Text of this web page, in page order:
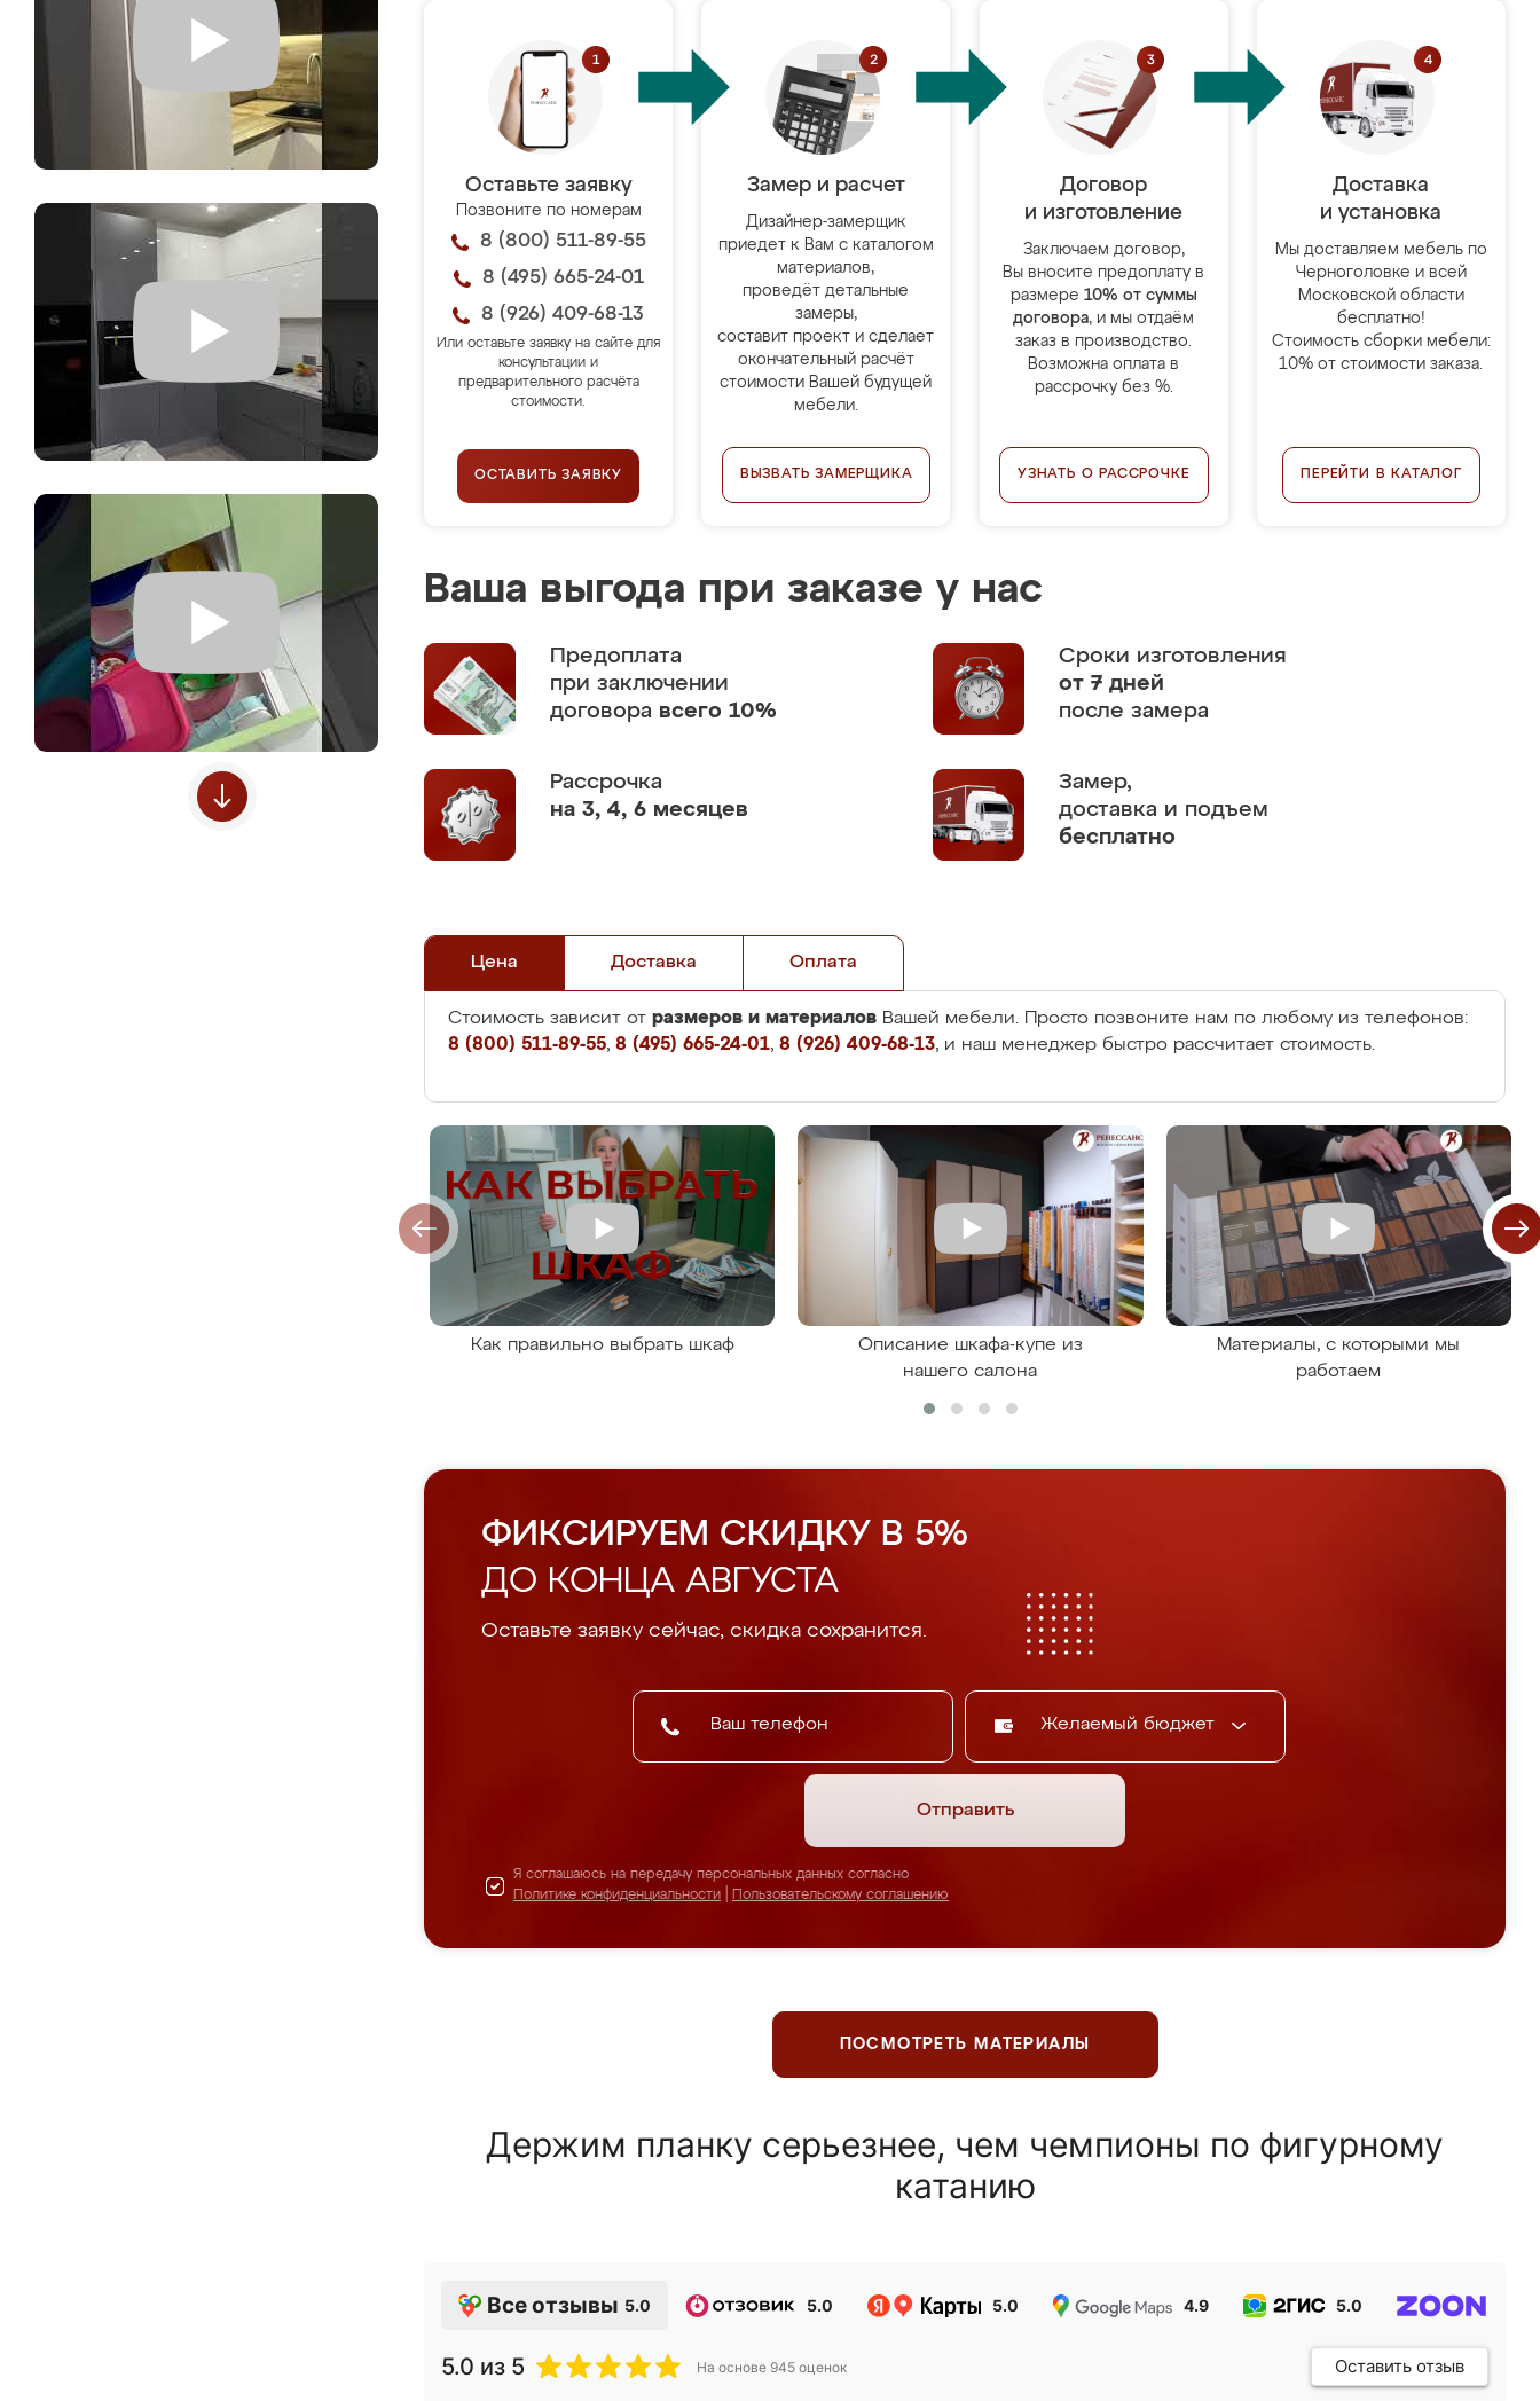
Оставьте заявку
Позвоните по номерам
8 (800) 511-89-55
8 (495) 665-24-01
8 (926) 409-68-13
Или оставьте заявку на сайте для
консультации и
предварительного расчёта
стоимости.
ОСТАВИТЬ ЗАЯВКУ
Замер и расчет
Дизайнер-замерщик
приедет к Вам с каталогом
материалов,
проведёт детальные
замеры,
составит проект и сделает
окончательный расчёт
стоимости Вашей будущей
мебели.
ВЫЗВАТЬ ЗАМЕРЩИКА
Договор
и изготовление
Заключаем договор,
Вы вносите предоплату в
размере 10% от суммы
договора, и мы отдаём
заказ в производство.
Возможна оплата в
рассрочку без %.
УЗНАТЬ О РАССРОЧКЕ
Доставка
и установка
Мы доставляем мебель по
Черноголовке и всей
Московской области
бесплатно!
Стоимость сборки мебели:
10% от стоимости заказа.
ПЕРЕЙТИ В КАТАЛОГ
Ваша выгода при заказе у нас
Предоплата
при заключении
договора всего 10%
Сроки изготовления
от 7 дней
после замера
Рассрочка
на 3, 4, 6 месяцев
Замер,
доставка и подъем
бесплатно
Цена Доставка Оплата
Стоимость зависит от размеров и материалов Вашей мебели. Просто позвоните нам по любому из телефонов:
8 (800) 511-89-55, 8 (495) 665-24-01, 8 (926) 409-68-13, и наш менеджер быстро рассчитает стоимость.
Как правильно выбрать шкаф
Описание шкафа-купе из
нашего салона
Материалы, с которыми мы
работаем
ФИКСИРУЕМ СКИДКУ В 5%
ДО КОНЦА АВГУСТА
Оставьте заявку сейчас, скидка сохранится.
Желаемый бюджет
Отправить
Я соглашаюсь на передачу персональных данных согласно
Политике конфиденциальности
Пользовательскому соглашению
ПОСМОТРЕТЬ МАТЕРИАЛЫ
Держим планку серьезнее, чем чемпионы по фигурному
катанию
Все отзывы 5.0 5.0 5.0 4.9 5.0
5.0 из 5 На основе 945 оценок Оставить отзыв